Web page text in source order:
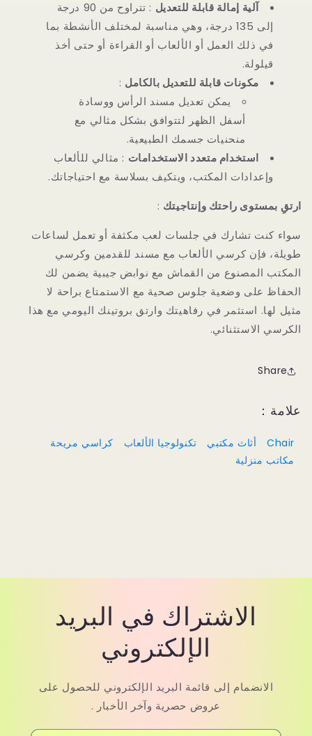
آلية إمالة قابلة للتعديل
: تتراوح من 90 درجة
إلى 135 درجة، وهي مناسبة لمختلف الأنشطة بما
في ذلك العمل أو الألعاب أو القراءة أو حتى أخذ
قيلولة.
مكونات قابلة للتعديل بالكامل :
يمكن تعديل مسند الرأس ووسادة
أسفل الظهر لتتوافق بشكل مثالي مع
منحنيات جسمك الطبيعية.
استخدام متعدد الاستخدامات : مثالي للألعاب
وإعدادات المكتب، ويتكيف بسلاسة مع احتياجاتك.
ارتقِ بمستوى راحتك وإنتاجيتك :
سواء كنت تشارك في جلسات لعب مكثفة أو تعمل لساعات
طويلة، فإن كرسي الألعاب مع مسند للقدمين وكرسي
المكتب المصنوع من القماش مع نوابض جيبية يضمن لك
الحفاظ على وضعية جلوس صحية مع الاستمتاع براحة لا
مثيل لها. استثمر في رفاهيتك وارتق بروتينك اليومي مع هذا
الكرسي الاستثنائي.
Share
علامة：
Chair أثاث مكتبي تكنولوجيا الألعاب
كراسي مريحة
مكاتب منزلية
الاشتراك في البريد
الإلكتروني
الانضمام إلى قائمة البريد الإلكتروني للحصول على
عروض حصرية وآخر الأخبار .